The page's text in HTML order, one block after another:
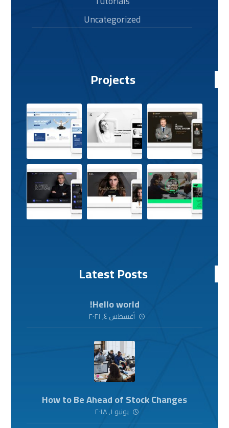
Uncategorized
Projects
Latest Posts
Hello world!
أغسطس ٤, ٢٠٢١
How to Be Ahead of Stock Changes
يونيو ١, ٢٠١٨